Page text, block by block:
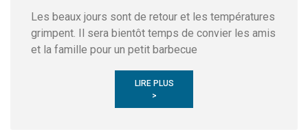
Les beaux jours sont de retour et les températures
grimpent. Il sera bientôt temps de convier les amis
et la famille pour un petit barbecue
LIRE PLUS
>